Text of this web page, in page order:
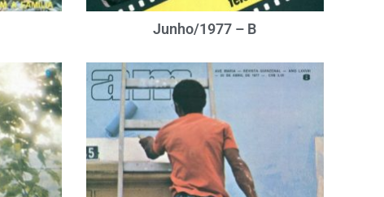
Junho/1977 – B